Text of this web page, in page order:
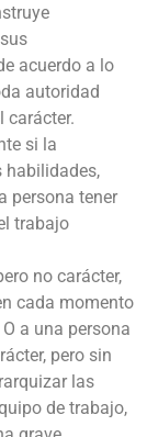
acuerdo a lo
autoridad
carácter.
si la
habilidades,
persona tener
trabajo
no carácter,
cada momento
a una persona
pero sin
las
de trabajo,